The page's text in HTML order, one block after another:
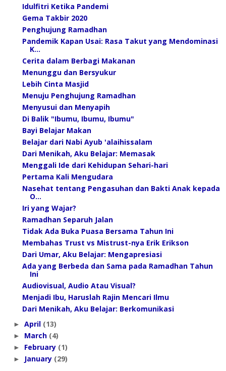
Idulfitri Ketika Pandemi
Gema Takbir 2020
Penghujung Ramadhan
Pandemik Kapan Usai: Rasa Takut yang Mendominasi
K...
Cerita dalam Berbagi Makanan
Menunggu dan Bersyukur
Lebih Cinta Masjid
Menuju Penghujung Ramadhan
Menyusui dan Menyapih
Di Balik "Ibumu, Ibumu, Ibumu"
Bayi Belajar Makan
Belajar dari Nabi Ayub 'alaihissalam
Dari Menikah, Aku Belajar: Memasak
Menggali Ide dari Kehidupan Sehari-hari
Pertama Kali Mengudara
Nasehat tentang Pengasuhan dan Bakti Anak kepada
O...
Iri yang Wajar?
Ramadhan Separuh Jalan
Tidak Ada Buka Puasa Bersama Tahun Ini
Membahas Trust vs Mistrust-nya Erik Erikson
Dari Umar, Aku Belajar: Mengapresiasi
Ada yang Berbeda dan Sama pada Ramadhan Tahun
Ini
Audiovisual, Audio Atau Visual?
Menjadi Ibu, Haruslah Rajin Mencari Ilmu
Dari Menikah, Aku Belajar: Berkomunikasi
► April (13)
► March (4)
► February (1)
► January (29)